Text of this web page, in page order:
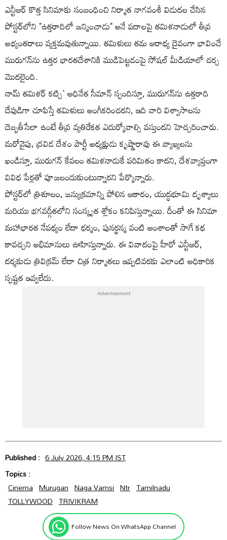
ఎన్టీఆర్ కొత్త సినిమాకు సంబంధించి నిర్మాత నాగవంశీ విడుదల చేసిన
పోస్టర్‌లోని "ఉత్తరాదిలో జన్మించాడు" అనే పదాలపై తమిళనాడులో తీవ్ర
అభ్యంతరాలు వ్యక్తమవుతున్నాయి. తమిళులు తమ ఆరాధ్య దైవంగా భావించే
మురుగన్‌ను ఉత్తర భారతదేశానికి ముడిపెట్టడంపై సోషల్ మీడియాలో చర్చ
మొదలైంది.
నామ్ తమిళర్ కట్చి' అధినేత సీమాన్ స్పందిస్తూ, మురుగన్‌ను ఉత్తరాది
దేవుడిగా చూపిస్తే తమిళులు అంగీకరించరని, ఇది వారి విశ్వాసాలను
దెబ్బతీసేలా ఉంటే తీవ్ర వ్యతిరేకత ఎదుర్కోవాల్సి వస్తుందని హెచ్చరించారు.
మరోవైపు, ద్రవిడ దేశం పార్టీ అధ్యక్షుడు కృష్ణారావు ఈ వ్యాఖ్యలను
ఖండిస్తూ, మురుగన్ కేవలం తమిళనాడుకే పరిమితం కాదని, దేశవ్యాప్తంగా
వివిధ పేర్లతో పూజలందుకుంటున్నారని పేర్కొన్నారు.
పోస్టర్‌లో త్రిశూలం, జన్యుక్రమాన్ని పోలిన ఆకారం, యుద్ధభూమి దృశ్యాలు
మరియు భగవద్గీతలోని సంస్కృత శ్లోకం కనిపిస్తున్నాయి. దీంతో ఈ సినిమా
మహాభారత నేపథ్యం లేదా ధర్మం, పునర్జన్మ వంటి అంశాలతో సాగే కథ
కావచ్చని అభిమానులు ఊహిస్తున్నారు. ఈ వివాదంపై హీరో ఎన్టీఆర్,
దర్శకుడు త్రివిక్రమ్ లేదా చిత్ర నిర్మాతలు ఇప్పటివరకు ఎలాంటి అధికారిక
స్పష్టత ఇవ్వలేదు.
Published : 6 July 2026, 4:15 PM IST
Topics :
Cinema Murugan Naga Vamsi Ntr Tamilnadu
TOLLYWOOD TRIVIKRAM
Follow News On WhatsApp Channel